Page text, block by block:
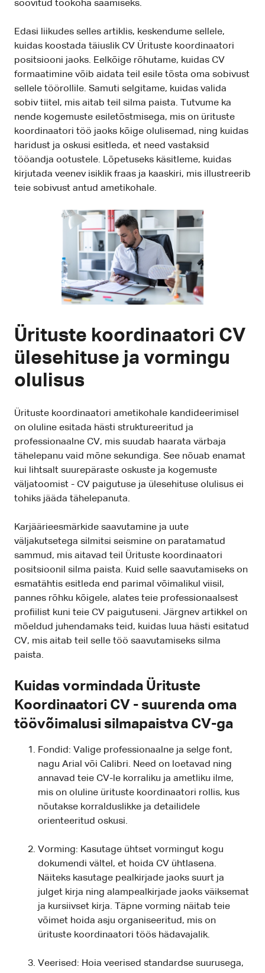
soovitud töökoha saamiseks.
Edasi liikudes selles artiklis, keskendume sellele,
kuidas koostada täiuslik CV Ürituste koordinaatori
positsiooni jaoks. Eelkõige rõhutame, kuidas CV
formaatimine võib aidata teil esile tõsta oma sobivust
sellele töörollile. Samuti selgitame, kuidas valida
sobiv tiitel, mis aitab teil silma paista. Tutvume ka
nende kogemuste esiletõstmisega, mis on ürituste
koordinaatori töö jaoks kõige olulisemad, ning kuidas
haridust ja oskusi esitleda, et need vastaksid
tööandja ootustele. Lõpetuseks käsitleme, kuidas
kirjutada veenev isiklik fraas ja kaaskiri, mis illustreerib
teie sobivust antud ametikohale.
Ürituste koordinaatori CV
ülesehituse ja vormingu
olulisus
Ürituste koordinaatori ametikohale kandideerimisel
on oluline esitada hästi struktureeritud ja
professionaalne CV, mis suudab haarata värbaja
tähelepanu vaid mõne sekundiga. See nõuab enamat
kui lihtsalt suurepäraste oskuste ja kogemuste
väljatoomist - CV paigutuse ja ülesehituse olulisus ei
tohiks jääda tähelepanuta.
Karjäärieesmärkide saavutamine ja uute
väljakutsetega silmitsi seismine on paratamatud
sammud, mis aitavad teil Ürituste koordinaatori
positsioonil silma paista. Kuid selle saavutamiseks on
esmatähtis esitleda end parimal võimalikul viisil,
pannes rõhku kõigele, alates teie professionaalsest
profiilist kuni teie CV paigutuseni. Järgnev artikkel on
mõeldud juhendamaks teid, kuidas luua hästi esitatud
CV, mis aitab teil selle töö saavutamiseks silma
paista.
Kuidas vormindada Ürituste
Koordinaatori CV - suurenda oma
töövõimalusi silmapaistva CV-ga
Fondid: Valige professionaalne ja selge font,
nagu Arial või Calibri. Need on loetavad ning
annavad teie CV-le korraliku ja ametliku ilme,
mis on oluline ürituste koordinaatori rollis, kus
nõutakse korralduslikke ja detailidele
orienteeritud oskusi.
Vorming: Kasutage ühtset vormingut kogu
dokumendi vältel, et hoida CV ühtlasena.
Näiteks kasutage pealkirjade jaoks suurt ja
julget kirja ning alampealkirjade jaoks väiksemat
ja kursiivset kirja. Täpne vorming näitab teie
võimet hoida asju organiseeritud, mis on
ürituste koordinaatori töös hädavajalik.
Veerised: Hoia veerised standardse suurusega,